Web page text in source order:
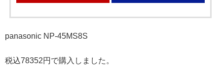
panasonic NP-45MS8S
税込78352円で購入しました。